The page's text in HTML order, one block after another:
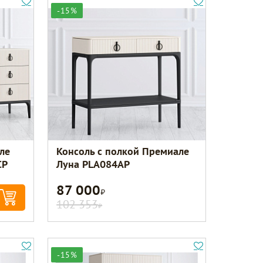
-15%
Консоль с полкой Премиале
Луна PLA084AP
87 000Р
102 353Р
-15%